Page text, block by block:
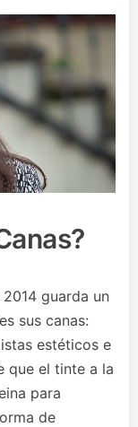
guarda un
sus canas:
estéticos e
que el tinte a la
para
de